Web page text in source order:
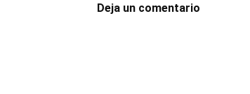
Deja un comentario